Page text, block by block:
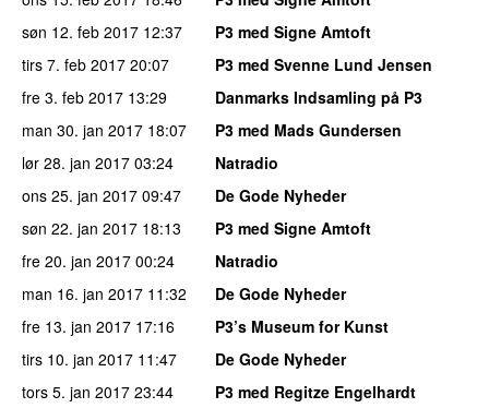
søn 12. feb 2017 12:37
P3 med Signe Amtoft
tirs 7. feb 2017 20:07
P3 med Svenne Lund Jensen
fre 3. feb 2017 13:29
Danmarks Indsamling på P3
man 30. jan 2017 18:07
P3 med Mads Gundersen
lør 28. jan 2017 03:24
Natradio
ons 25. jan 2017 09:47
De Gode Nyheder
søn 22. jan 2017 18:13
P3 med Signe Amtoft
fre 20. jan 2017 00:24
Natradio
man 16. jan 2017 11:32
De Gode Nyheder
fre 13. jan 2017 17:16
P3’s Museum for Kunst
tirs 10. jan 2017 11:47
De Gode Nyheder
tors 5. jan 2017 23:44
P3 med Regitze Engelhardt